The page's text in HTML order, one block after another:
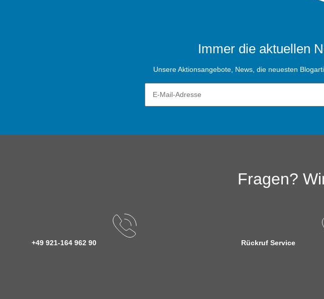
Immer die aktuellen
Unsere Aktionsangebote, News, die neuesten
Fragen?
+49 921-164 962 90 Rückruf Service